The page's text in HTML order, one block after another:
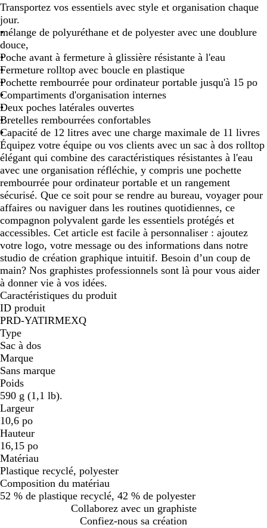
i
r
e
u
m
a
r
i
n
e
b
l
e
r
t
Transportez vos essentiels avec style et organisation chaque
jour.
mélange de polyuréthane et de polyester avec une doublure
douce,
Poche avant à fermeture à glissière résistante à l'eau
Fermeture rolltop avec boucle en plastique
Pochette rembourrée pour ordinateur portable jusqu'à 15 po
Compartiments d'organisation internes
Deux poches latérales ouvertes
Bretelles rembourrées confortables
Capacité de 12 litres avec une charge maximale de 11 livres
Équipez votre équipe ou vos clients avec un sac à dos rolltop
élégant qui combine des caractéristiques résistantes à l'eau
avec une organisation réfléchie, y compris une pochette
rembourrée pour ordinateur portable et un rangement
sécurisé. Que ce soit pour se rendre au bureau, voyager pour
affaires ou naviguer dans les routines quotidiennes, ce
compagnon polyvalent garde les essentiels protégés et
accessibles. Cet article est facile à personnaliser : ajoutez
votre logo, votre message ou des informations dans notre
studio de création graphique intuitif. Besoin d’un coup de
main? Nos graphistes professionnels sont là pour vous aider
à donner vie à vos idées.
Caractéristiques du produit
ID produit
PRD-YATIRMEXQ
Type
Sac à dos
Marque
Sans marque
Poids
590 g (1,1 lb).
Largeur
10,6 po
Hauteur
16,15 po
Matériau
Plastique recyclé, polyester
Composition du matériau
52 % de plastique recyclé, 42 % de polyester
Collaborez avec un graphiste
Confiez-nous sa création